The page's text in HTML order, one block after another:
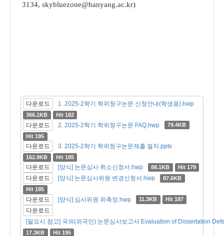
3134, skybluezone@hanyang.ac.kr)
다운로드 1. 2025-2학기 학위청구논문 신청안내(학생용).hwp
366.1KB Hit 182
다운로드 2. 2025-2학기 학위청구논문 FAQ.hwp
79.4KB
Hit 195
다운로드 3. 2025-2학기 학위청구논문제출 절차.pptx
162.9KB Hit 185
다운로드 [양식] 논문심사 취소신청서.hwp 88.1KB Hit 179
다운로드 [양식] 논문심사위원 변경신청서.hwp
87.6KB
Hit 185
다운로드 [양식] 심사위원 위촉장.hwp 11.3KB Hit 187
다운로드
[필요시 참고] 국외(외국인) 논문심사보고서 Evaluation of Dissertation
17.3KB Hit 195